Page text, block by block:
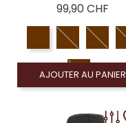
99,90 CHFPrix
AJOUTER AU PANIER